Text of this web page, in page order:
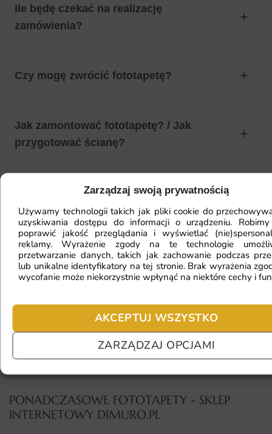
Zarządzaj swoją prywatnością
Używamy technologii takich jak pliki cookie do
uzyskiwania dostępu do informacji o urządzeniu.
poprawić jakość przeglądania i wyświetlać
reklamy. Wyrażenie zgody na te technologie
przetwarzanie danych, takich jak zachowanie podczas
lub unikalne identyfikatory na tej stronie. Brak wyrażenia
wycofanie może niekorzystnie wpłynąć na niektóre cechy i
AKCEPTUJ WSZYSTKO
ZARZĄDZAJ OPCJAMI
Ile będę czekać na realizację
zamówienia?
Czy mogę zwrócić fototapetę?
Jak zamontować fototapetę? / Jak
przygotować ścianę?
Fototapeta ma inny kolor na telefonie
a inny na komputerze. Jak sprawdzić
kolor?
Jaki materiał wybrać?
Jaka jest trwałość fototapety?
PONADCZASOWE FOTOTAPETY - SKLEP
INTERNETOWY DIMURO.PL​